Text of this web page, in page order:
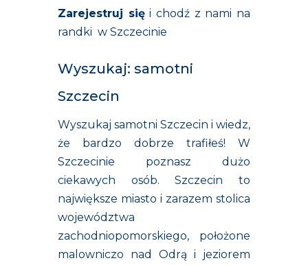
Zarejestruj sięi chodź z nami na
randki w Szczecinie
Wyszukaj: samotni
Szczecin
Wyszukaj samotni Szczecin i wiedz,
że bardzo dobrze trafiłeś! W
Szczecinie poznasz dużo
ciekawych osób. Szczecin to
największe miasto i zarazem stolica
województwa
zachodniopomorskiego, położone
malowniczo nad Odrą i jeziorem